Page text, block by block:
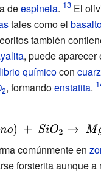
deespinela. El
tales como el
también
, puede aparecer
químicocon
2, formandoenstatita.
comúnmente en
forsterita aunque